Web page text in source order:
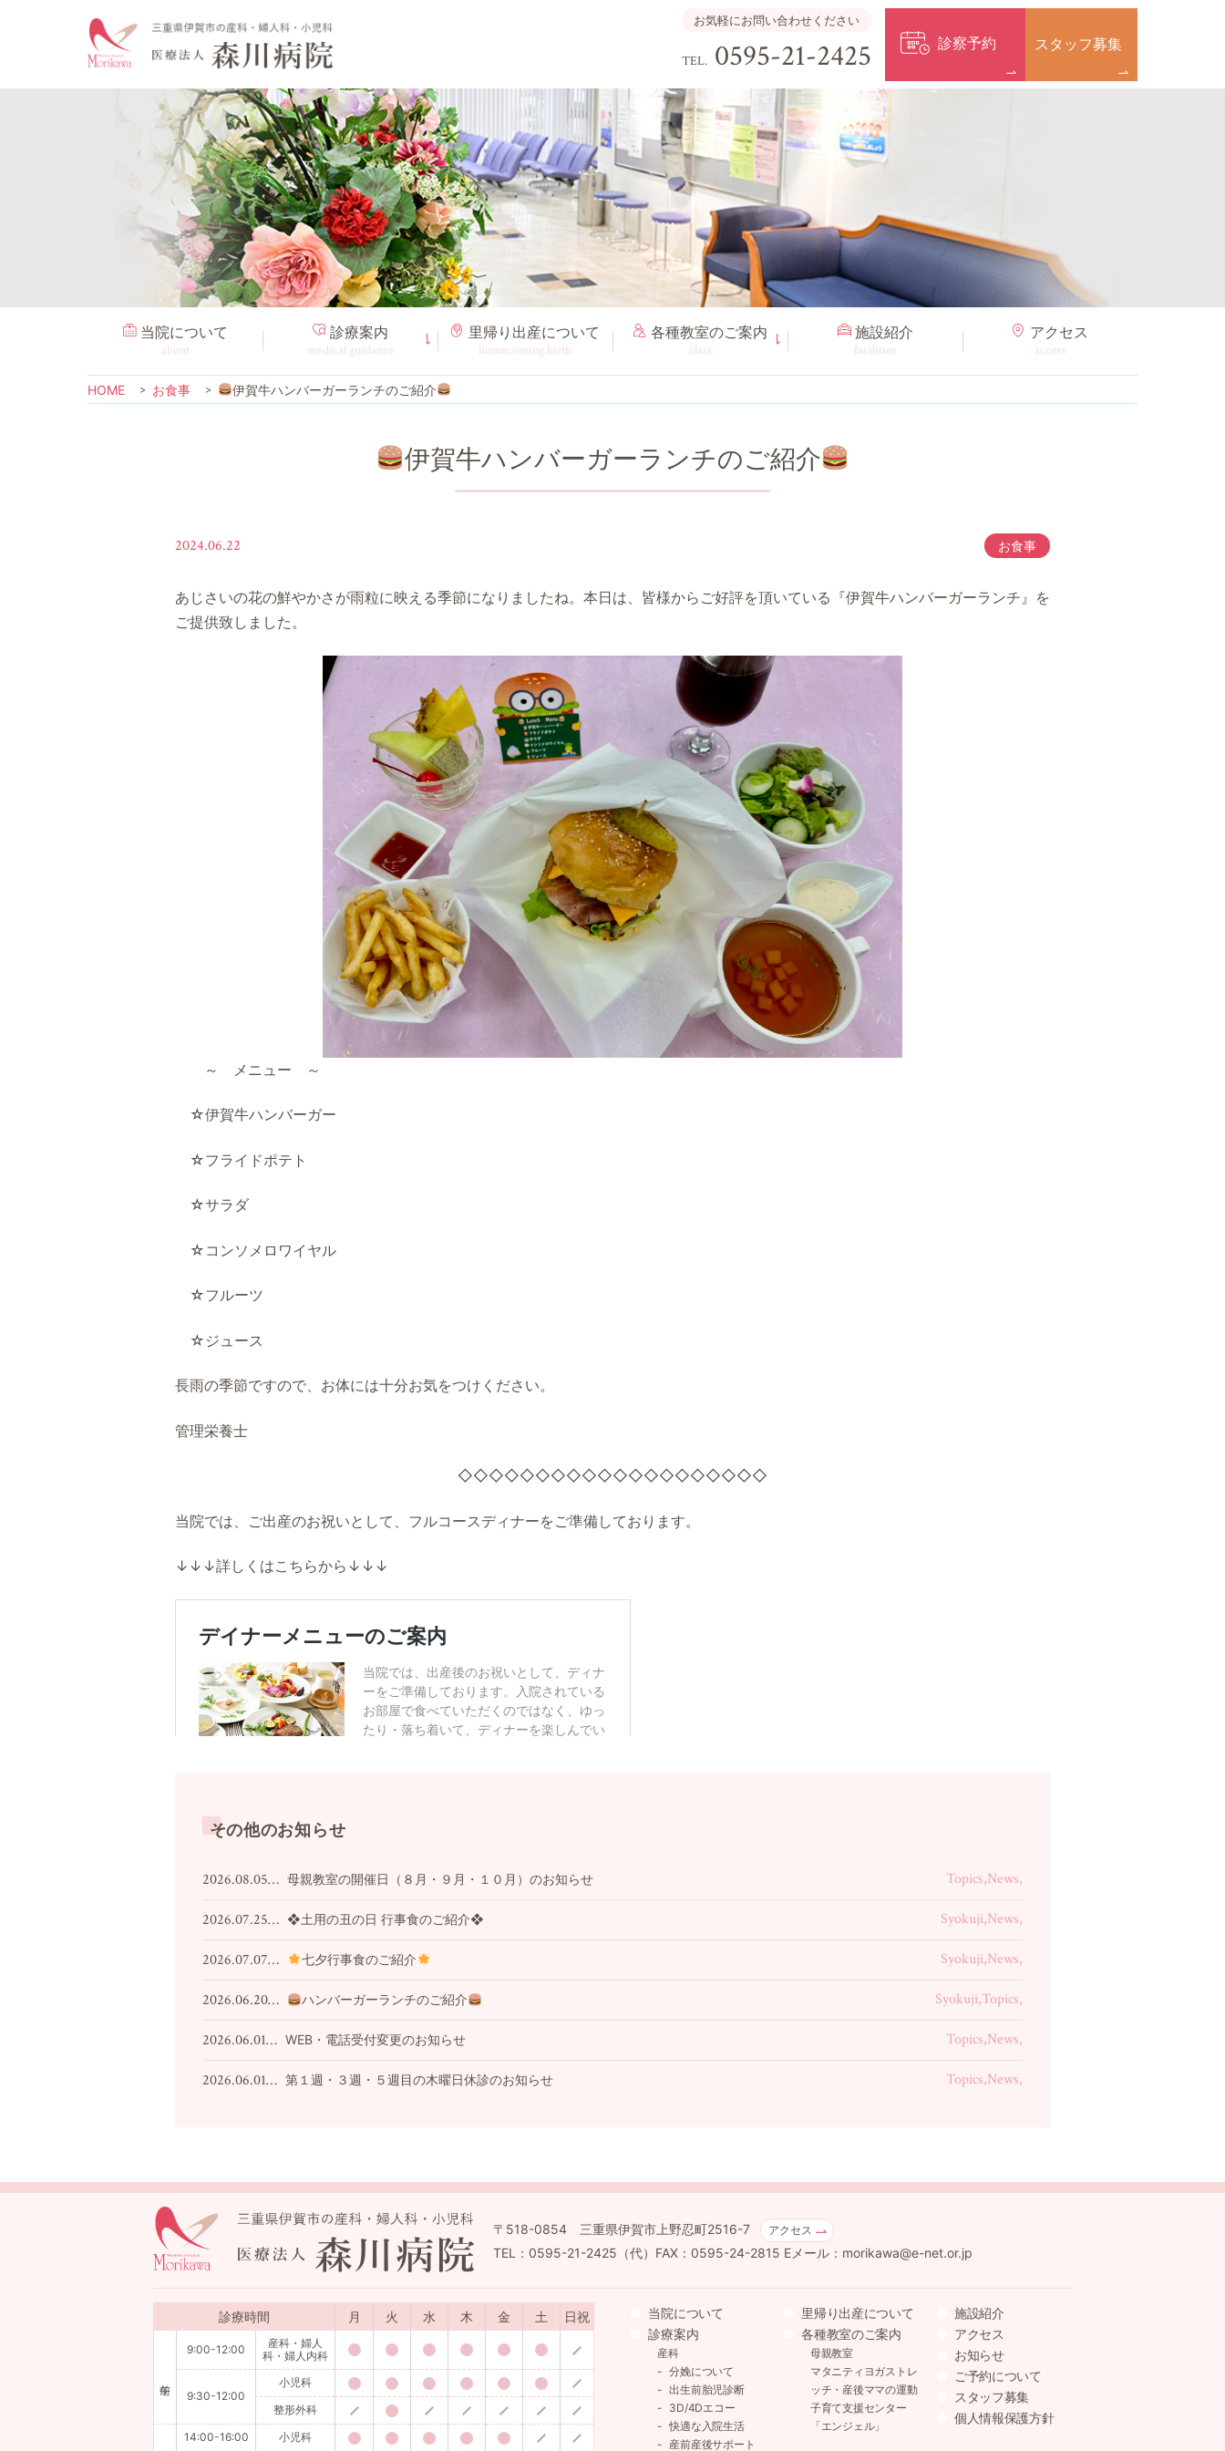
お気軽にお問い合わせください
TEL. 0595-21-2425 診察予約 スタッフ募集
当院について
about
診療案内
medical guidance
里帰り出産について
homecoming birth
各種教室のご案内
class
施設紹介
facilities
アクセス
access
HOME お食事 伊賀牛ハンバーガーランチのご紹介
伊賀牛ハンバーガーランチのご紹介
2024.06.22 お食事
あじさいの花の鮮やかさが雨粒に映える季節になりましたね。本日は、皆様からご好評を頂いている『伊賀牛ハンバーガーランチ』を
ご提供致しました。
～ メニュー ～
☆伊賀牛ハンバーガー
☆フライドポテト
☆サラダ
☆コンソメロワイヤル
☆フルーツ
☆ジュース
長雨の季節ですので、お体には十分お気をつけください。
管理栄養士
◇◇◇◇◇◇◇◇◇◇◇◇◇◇◇◇◇◇◇◇
当院では、ご出産のお祝いとして、フルコースディナーをご準備しております。
↓↓↓詳しくはこちらから↓↓↓
その他のお知らせ
2026.08.05… Topics,News,
母親教室の開催日（８月・９月・１０月）のお知らせ
2026.07.25… Syokuji,News,
❖土用の丑の日 行事食のご紹介❖
2026.07.07… Syokuji,News,
七夕行事食のご紹介
2026.06.20… Syokuji,Topics,
ハンバーガーランチのご紹介
2026.06.01… Topics,News,
WEB・電話受付変更のお知らせ
2026.06.01… Topics,News,
第１週・３週・５週目の木曜日休診のお知らせ
〒518-0854 三重県伊賀市上野忍町2516-7 アクセス
TEL：0595-21-2425（代）FAX：0595-24-2815 Eメール：morikawa@e-net.or.jp
診療時間 月 火 水 木 金 土 日祝
9:00-12:00
産科・婦人
科・婦人内科
9:30-12:00
小児科
整形外科
14:00-16:00
小児科
当院について
診療案内
産科
分娩について
出生前胎児診断
3D/4Dエコー
快適な入院生活
産前産後サポート
里帰り出産について
各種教室のご案内
母親教室
マタニティヨガストレ
ッチ・産後ママの運動
子育て支援センター
「エンジェル」
施設紹介
アクセス
お知らせ
ご予約について
スタッフ募集
個人情報保護方針